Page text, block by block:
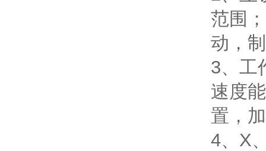
范围
动，
3、工
速度
置，
4、X